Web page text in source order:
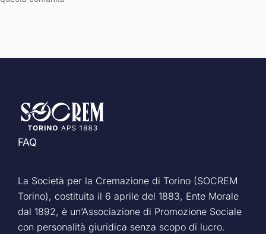
FAQ
La Società per la Cremazione di Torino (SOCREM
Torino), costituita il 6 aprile del 1883, Ente Morale
dal 1892, è un’Associazione di Promozione Sociale
con personalità giuridica senza scopo di lucro.